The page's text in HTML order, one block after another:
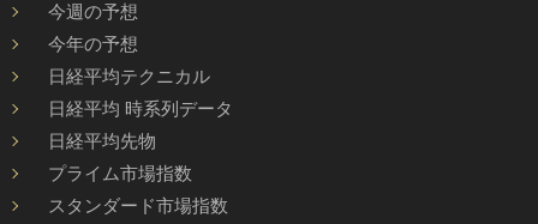
今週の予想
今年の予想
日経平均テクニカル
日経平均 時系列データ
日経平均先物
プライム市場指数
スタンダード市場指数